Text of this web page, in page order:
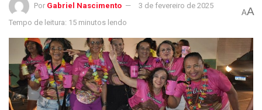
Por Gabriel Nascimento
3 de fevereiro de 2025
Tempo de leitura: 15 minutos lendo
AA